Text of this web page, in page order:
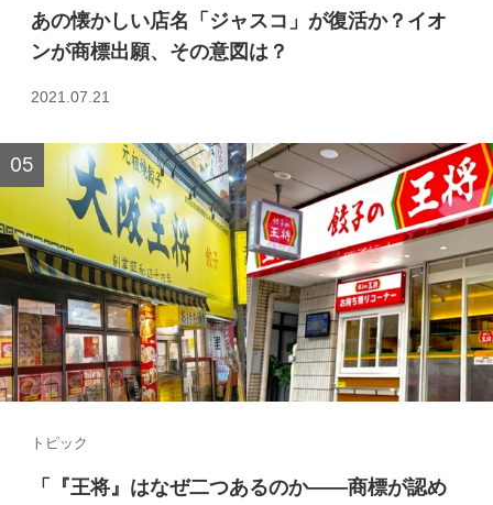
あの懐かしい店名「ジャスコ」が復活か？イオ
ンが商標出願、その意図は？
2021.07.21
トピック
「『王将』はなぜ二つあるのか――商標が認め